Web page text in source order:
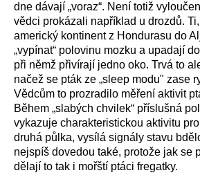
dne dávají „voraz“. Není totiž
vědci prokázali například u drozdů.
americký kontinent z Hondurasu do
„vypínat“ polovinu mozku a upadají
při němž přivírají jedno oko. Trvá to
načež se pták ze „sleep modu" zase
Vědcům to prozradilo měření aktivit
Během „slabých chvilek“ příslušná
vykazuje charakteristickou aktivitu
druhá půlka, vysílá signály stavu
nejspíš dovedou také, protože jak se
dělají to tak i mořští ptáci fregatky.